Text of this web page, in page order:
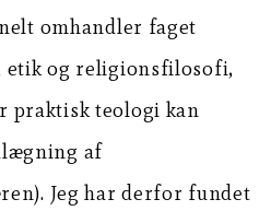
omhandler faget
etik og religionsfilosofi,
praktisk teologi kan
af
Jeg har derfor fundet